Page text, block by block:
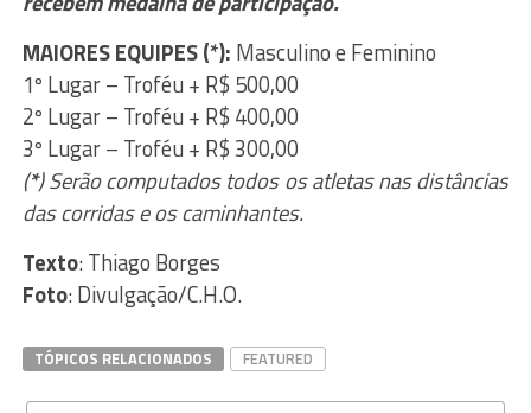
MAIORES EQUIPES (*): Masculino e Feminino
1º Lugar – Troféu + R$ 500,00
2º Lugar – Troféu + R$ 400,00
3º Lugar – Troféu + R$ 300,00
(*) Serão computados todos os atletas nas distâncias
das corridas e os caminhantes.
Texto: Thiago Borges
Foto: Divulgação/C.H.O.
TÓPICOS RELACIONADOS FEATURED